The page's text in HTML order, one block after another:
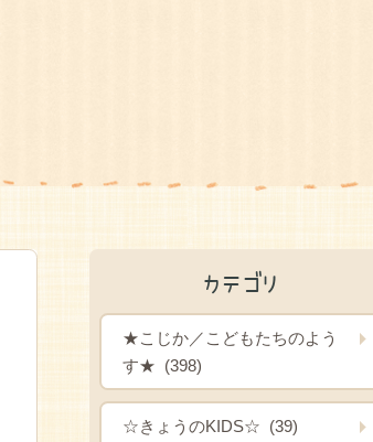
カテゴリ
★こじか／こどもたちのよう
す★ (398)
☆きょうのKIDS☆ (39)